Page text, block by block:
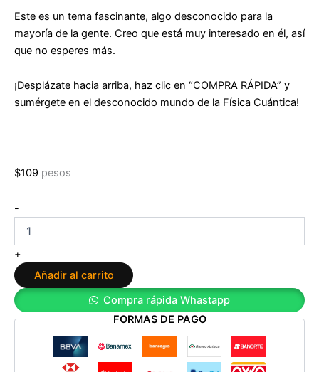
Este es un tema fascinante, algo desconocido para la
mayoría de la gente. Creo que está muy interesado en él, así
que no esperes más.
¡Desplázate hacia arriba, haz clic en “COMPRA RÁPIDA” y
sumérgete en el desconocido mundo de la Física Cuántica!
$109 pesos
-
Cuántica
para
Principiantes
de
Pablo
Serra
+
Añadir al carrito
Compra rápida Whastapp
FORMAS DE PAGO